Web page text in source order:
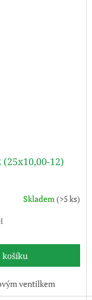
(25x10,00-12)
Skladem(>5 ks)
košíku
ventilkem